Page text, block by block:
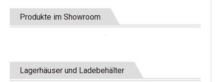
Produkte im Showroom
Lagerhäuser und Ladebehälter